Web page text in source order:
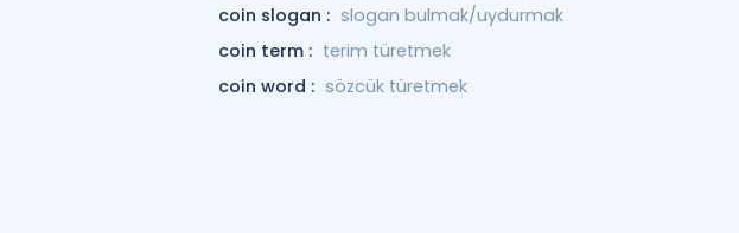
coin slogan : slogan bulmak/uydurmak
coin term : terim türetmek
coin word : sözcük türetmek